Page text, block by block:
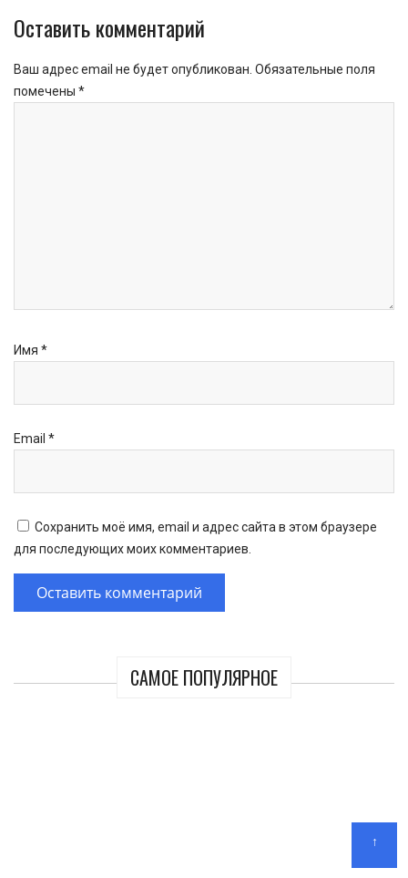
САМОЕ ПОПУЛЯРНОЕ
Оставить комментарий
Ваш адрес email не будет опубликован. Обязательные поля
помечены *
Имя *
Email *
Сохранить моё имя, email и адрес сайта в этом браузере
для последующих моих комментариев.
↑